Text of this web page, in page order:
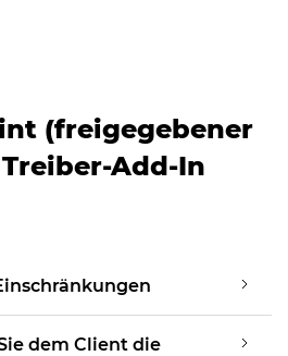
(freigegebener
Add-In
dem Client die